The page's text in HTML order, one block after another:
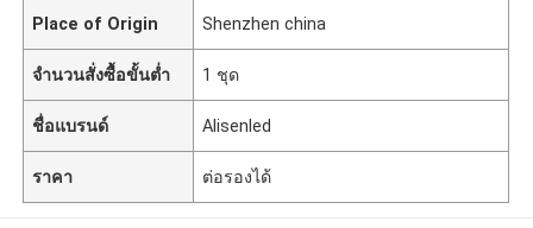
Place of Origin Shenzhen china
จำนวนสั่งซื้อขั้นต่ำ 1 ชุด
ชื่อแบรนด์ Alisenled
ราคา ต่อรองได้